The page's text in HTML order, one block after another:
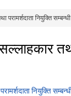
नियुक्ति
नियुक्ति